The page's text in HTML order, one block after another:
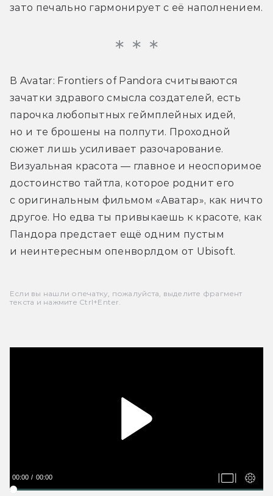
зато печально гармонирует с её наполнением.
В Avatar: Frontiers of Pandora считываются
зачатки здравого смысла создателей, есть
парочка любопытных геймплейных идей,
но и те брошены на полпути. Проходной
сюжет лишь усиливает разочарование.
Визуальная красота — главное и неоспоримое
достоинство тайтла, которое роднит его
с оригинальным фильмом «Аватар», как ничто
другое. Но едва ты привыкаешь к красоте, как
Пандора предстает ещё одним пустым
и неинтересным опенворлдом от Ubisoft.
Если вы нашли опечатку, пожалуйста, выделите фрагмент
текста и нажмите Ctrl+Enter.
00:00 00:00